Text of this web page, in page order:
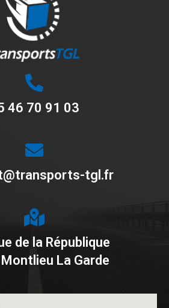
46 70 91 03
tgl.fr
de la République
La Garde